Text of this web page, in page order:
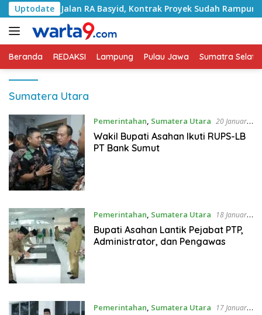
Langsung
ke
konten
Uptodate
Jalan RA Basyid, Kontrak Proyek Sudah Rampung
Beranda REDAKSI Lampung Pulau Jawa Sumatra
Sumatera Utara
Pemerintahan, Sumatera Utara 20 Januari
2023
Wakil Bupati Asahan Ikuti RUPS-LB
PT Bank Sumut
Pemerintahan Sumatera Utara
18 Januari
2023
Bupati Asahan Lantik Pejabat PTP,
Administrator, dan Pengawas
Pemerintahan, Sumatera Utara
17 Januari